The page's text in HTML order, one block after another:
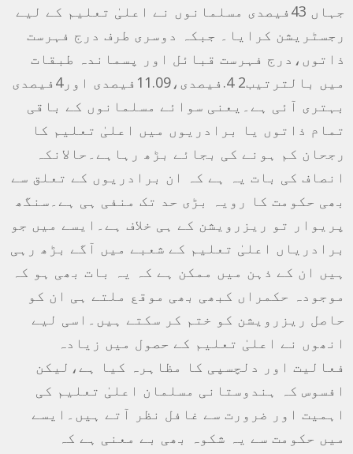
جہاں 43فیصدی مسلمانوں نے اعلیٰ تعلیم کے لیے
رجسٹریشن کرایا۔ جبکہ دوسری طرف درج فہرست
ذاتوں،درج فہرست قبائل اور پسماندہ طبقات
میں بالترتیب2 4.فیصدی،11.09فیصدی اور4فیصدی
بہتری آئی ہے۔یعنی سوائے مسلمانوں کے باقی
تمام ذاتوں یا برادریوں میں اعلیٰ تعلیم کا
رجحان کم ہونے کی بجائے بڑھ رہاہے۔حالانکہ
انصاف کی بات یہ ہے کہ ان برادریوں کے تعلق سے
بھی حکومت کا رویہ بڑی حد تک منفی ہی ہے۔سنگھ
پریوار تو ریزرویشن کے ہی خلاف ہے۔ایسے میں جو
برادریاں اعلیٰ تعلیم کے شعبے میں آگے بڑھ رہی
ہیں ان کے ذہن میں ممکن ہے کہ یہ بات بھی ہو کہ
موجودہ حکمراں کبھی بھی موقع ملتے ہی ان کو
حاصل ریزرویشن کو ختم کر سکتے ہیں۔اسی لیے
انھوں نے اعلیٰ تعلیم کے حصول میں زیادہ
فعالیت اور دلچسپی کا مظاہرہ کیا ہے،لیکن
افسوس کہ ہندوستانی مسلمان اعلیٰ تعلیم کی
اہمیت اور ضرورت سے غافل نظر آتے ہیں۔ایسے
میں حکومت سے یہ شکوہ بھی بے معنی ہے کہ